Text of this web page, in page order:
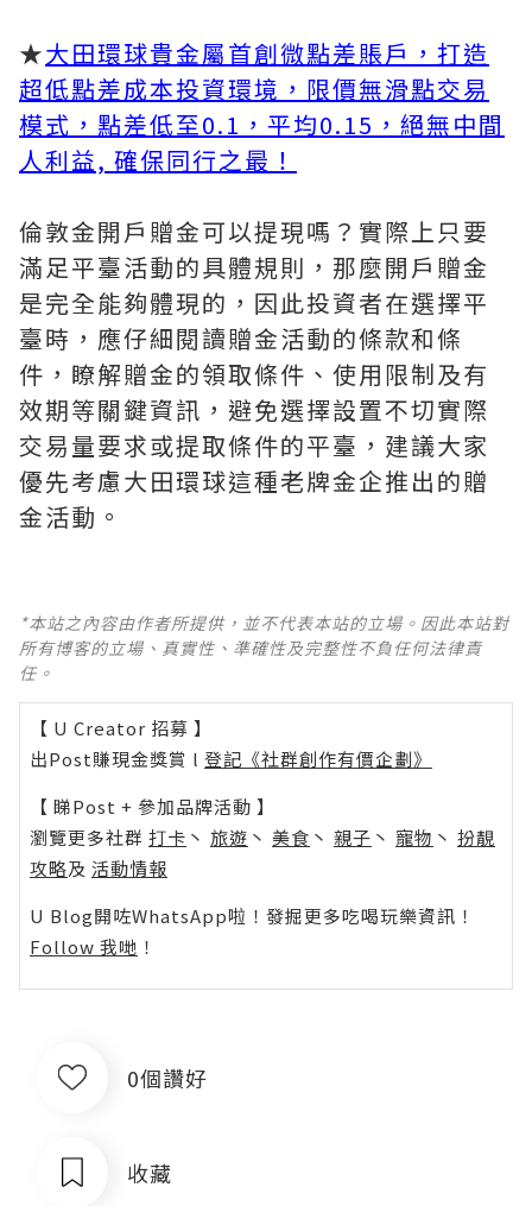
★大田環球貴金屬首創微點差賬戶，打造
超低點差成本投資環境，限價無滑點交易
模式，點差低至0.1，平均0.15，絕無中間
人利益, 確保同行之最！
倫敦金開戶贈金可以提現嗎？實際上只要
滿足平臺活動的具體規則，那麼開戶贈金
是完全能夠體現的，因此投資者在選擇平
臺時，應仔細閱讀贈金活動的條款和條
件，瞭解贈金的領取條件、使用限制及有
效期等關鍵資訊，避免選擇設置不切實際
交易量要求或提取條件的平臺，建議大家
優先考慮大田環球這種老牌金企推出的贈
金活動。
*本站之內容由作者所提供，並不代表本站的立場。因此本站對
所有博客的立場、真實性、準確性及完整性不負任何法律責
任。
【 U Creator 招募 】
出Post賺現金獎賞 l 登記《社群創作有價企劃》
【 睇Post + 參加品牌活動 】
瀏覽更多社群 打卡 丶 旅遊 丶 美食 丶 親子 丶 寵物 丶 扮靚
攻略及 活動情報
U Blog開咗WhatsApp啦！發掘更多吃喝玩樂資訊！
Follow 我哋 ！
0個讚好
收藏